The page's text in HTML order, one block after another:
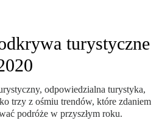
turystyczne
odpowiedzialna turystyka,
trzy z ośmiu trendów, które zdaniem
podróże w przyszłym roku.